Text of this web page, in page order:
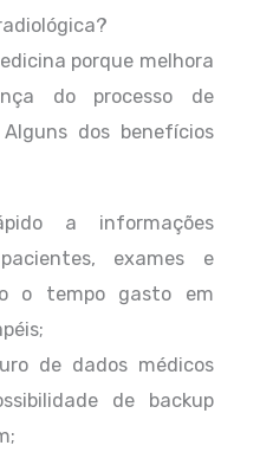
porque melhora
do processo de
dos benefícios
a informações
exames e
o tempo gasto em
de dados médicos
de backup